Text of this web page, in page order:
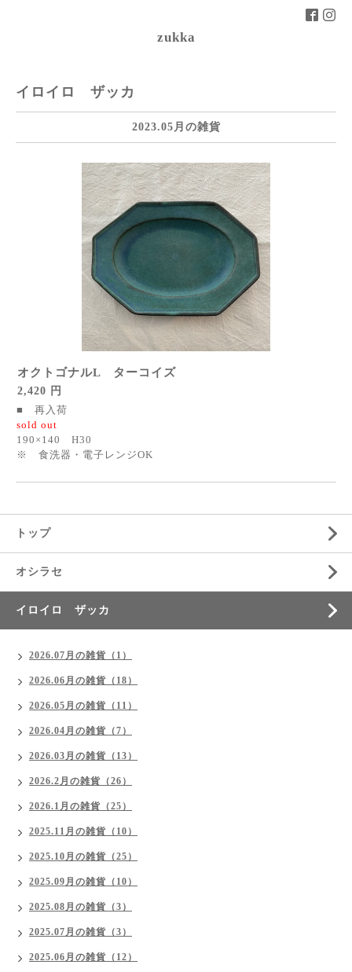
zukka
イロイロ ザッカ
2023.05月の雑貨
オクトゴナルL ターコイズ
2,420 円
■ 再入荷
sold out
190×140 H30
※ 食洗器・電子レンジOK
トップ
オシラセ
イロイロ ザッカ
2026.07月の雑貨（1）
2026.06月の雑貨（18）
2026.05月の雑貨（11）
2026.04月の雑貨（7）
2026.03月の雑貨（13）
2026.2月の雑貨（26）
2026.1月の雑貨（25）
2025.11月の雑貨（10）
2025.10月の雑貨（25）
2025.09月の雑貨（10）
2025.08月の雑貨（3）
2025.07月の雑貨（3）
2025.06月の雑貨（12）